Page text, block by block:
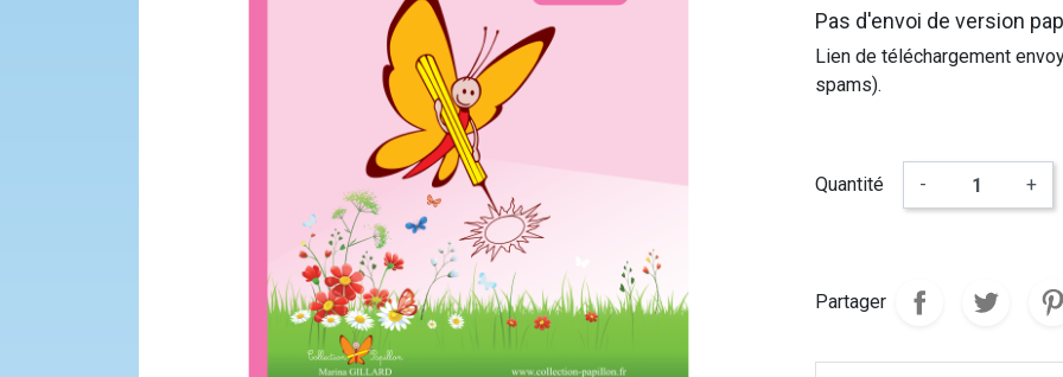
Pas d'envoi de version
Lien de téléchargement
spams).
Quantité - +
Partager